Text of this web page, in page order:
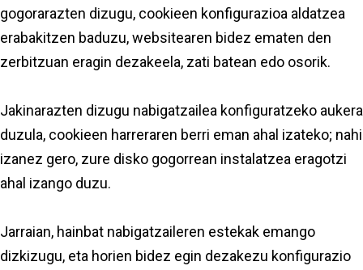
gogorarazten dizugu, cookieen konfigurazioa aldatzea
erabakitzen baduzu, websitearen bidez ematen den
zerbitzuan eragin dezakeela, zati batean edo osorik.
Jakinarazten dizugu nabigatzailea konfiguratzeko aukera
duzula, cookieen harreraren berri eman ahal izateko; nahi
izanez gero, zure disko gogorrean instalatzea eragotzi
ahal izango duzu.
Jarraian, hainbat nabigatzaileren estekak emango
dizkizugu, eta horien bidez egin dezakezu konfigurazio